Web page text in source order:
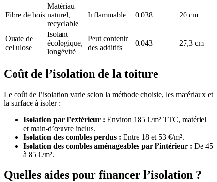
Fibre de bois
Matériau
naturel,
recyclable
Inflammable 0.038 20 cm
Ouate de
cellulose
Isolant
écologique,
longévité
Peut contenir
des additifs
0.043 27,3 cm
Coût de l’isolation de la toiture
Le coût de l’isolation varie selon la méthode choisie, les matériaux et
la surface à isoler :
Isolation par l’extérieur : Environ 185 €/m² TTC, matériel
et main-d’œuvre inclus.
Isolation des combles perdus : Entre 18 et 53 €/m².
Isolation des combles aménageables par l’intérieur : De 45
à 85 €/m².
Quelles aides pour financer l’isolation ?